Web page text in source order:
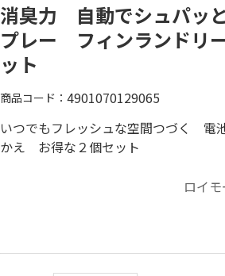
消臭力 自動でシュパッ
プレー フィンランドリ
ット
商品コード 4901070129065
いつでもフレッシュな空間つづく 電
かえ お得な２個セット
ロイ